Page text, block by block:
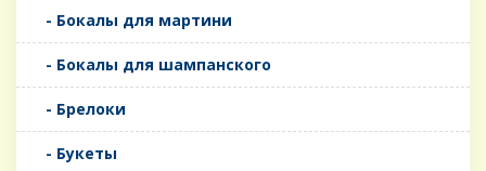
- Бокалы для мартини
- Бокалы для шампанского
- Брелоки
- Букеты